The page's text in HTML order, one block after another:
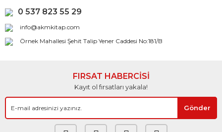
0 537 823 55 29
info@akmkitap.com
Örnek Mahallesi Şehit Talip Yener Caddesi No:181/B
FIRSAT HABERCİSİ
Kayıt ol fırsatları yakala!
Gönder